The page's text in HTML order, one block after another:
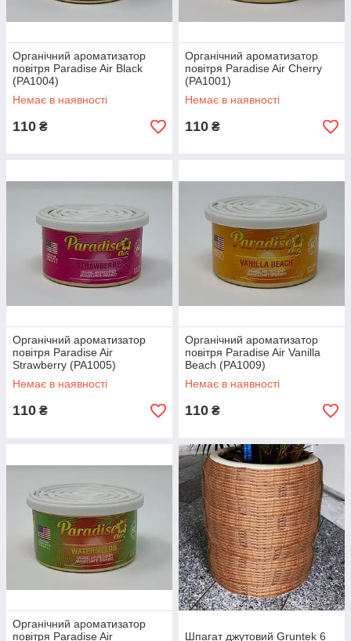
Органічний ароматизатор
повітря Paradise Air Black
(PA1004)
Немає в наявності
110 ₴
Органічний ароматизатор
повітря Paradise Air Cherry
(PA1001)
Немає в наявності
110 ₴
Органічний ароматизатор
повітря Paradise Air
Strawberry (PA1005)
Немає в наявності
110 ₴
Органічний ароматизатор
повітря Paradise Air Vanilla
Beach (PA1009)
Немає в наявності
110 ₴
Органічний ароматизатор
повітря Paradise Air
Шпагат джутовий Gruntek 6